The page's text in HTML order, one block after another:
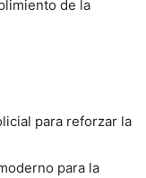
de la
para reforzar la
para la